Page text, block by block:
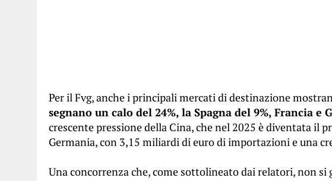
Per il Fvg, anche i principali mercati di destinazione
segnano un calo del 24%, la Spagna del 9%, Francia e
crescente pressione della Cina, che nel 2025 è diventata il
Germania, con 3,15 miliardi di euro di importazioni e una
Una concorrenza che, come sottolineato dai relatori, non si